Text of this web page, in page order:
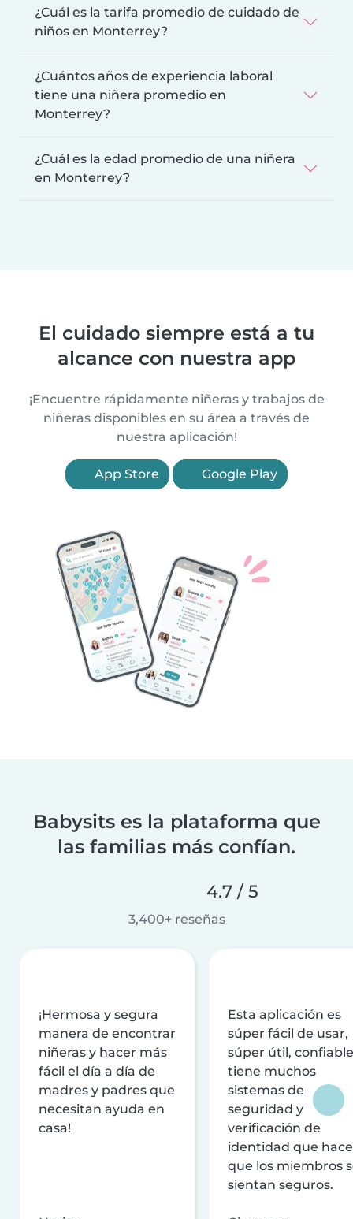
¿Cuál es la tarifa promedio de cuidado de
niños en Monterrey?
¿Cuántos años de experiencia laboral
tiene una niñera promedio en
Monterrey?
¿Cuál es la edad promedio de una niñera
en Monterrey?
El cuidado siempre está a tu
alcance con nuestra app
¡Encuentre rápidamente niñeras y trabajos de
niñeras disponibles en su área a través de
nuestra aplicación!
App Store Google Play
Babysits es la plataforma que
las familias más confían.
4.7 / 5
3,400+ reseñas
¡Hermosa y segura
manera de encontrar
niñeras y hacer más
fácil el día a día de
madres y padres que
necesitan ayuda en
casa!
Esta aplicación es
súper fácil de usar,
súper útil,
tiene muchos
sistemas de
seguridad y
verificación de
identidad que
que los miembros
sientan seguros.